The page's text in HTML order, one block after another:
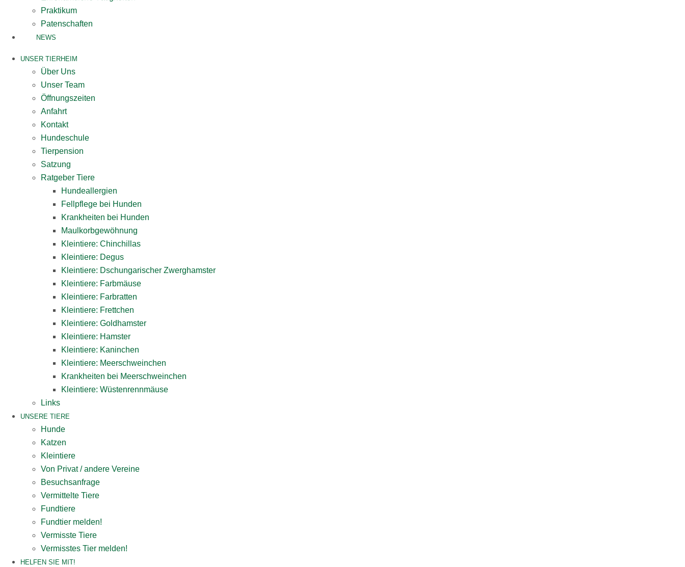
Praktikum
Patenschaften
NEWS
UNSER TIERHEIM
Über Uns
Unser Team
Öffnungszeiten
Anfahrt
Kontakt
Hundeschule
Tierpension
Satzung
Ratgeber Tiere
Hundeallergien
Fellpflege bei Hunden
Krankheiten bei Hunden
Maulkorbgewöhnung
Kleintiere: Chinchillas
Kleintiere: Degus
Kleintiere: Dschungarischer Zwerghamster
Kleintiere: Farbmäuse
Kleintiere: Farbratten
Kleintiere: Frettchen
Kleintiere: Goldhamster
Kleintiere: Hamster
Kleintiere: Kaninchen
Kleintiere: Meerschweinchen
Krankheiten bei Meerschweinchen
Kleintiere: Wüstenrennmäuse
Links
UNSERE TIERE
Hunde
Katzen
Kleintiere
Von Privat / andere Vereine
Besuchsanfrage
Vermittelte Tiere
Fundtiere
Fundtier melden!
Vermisste Tiere
Vermisstes Tier melden!
HELFEN SIE MIT!